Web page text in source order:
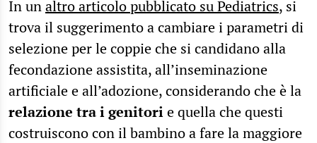
In unaltro articolo pubblicato su Pediatrics, si
trova il suggerimento a cambiare i parametri di
selezione per le coppie che si candidano alla
fecondazione assistita, all’inseminazione
artificiale e all’adozione, considerando che è la
relazione tra i genitorie quella che questi
costruiscono con il bambino a fare la maggiore